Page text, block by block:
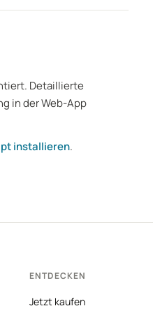
Detaillierte
in der Web-App
installieren.
ENTDECKEN
Jetzt kaufen